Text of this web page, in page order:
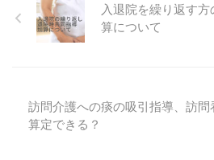
入退院を繰り返す
算について
訪問介護への痰の吸引指導、訪問
算定できる？